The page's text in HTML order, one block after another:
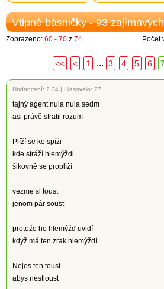
Vtipné básničky - 93 zajímavých
Zobrazeno: 60 - 70 z 74 Počet
<< < 1 ... 3 4 5 6
Hodnocení: 2.34 | Hlasovalo: 27
tajný agent nula nula sedm
asi právě stratil rozum
Plíží se ke spíži
kde stráží hlemýždi
šikovně se proplíží
vezme si toust
jenom pár soust
protože ho hlemýžď uvidí
když má ten zrak hlemýždí
Nejes ten toust
abys nestloust